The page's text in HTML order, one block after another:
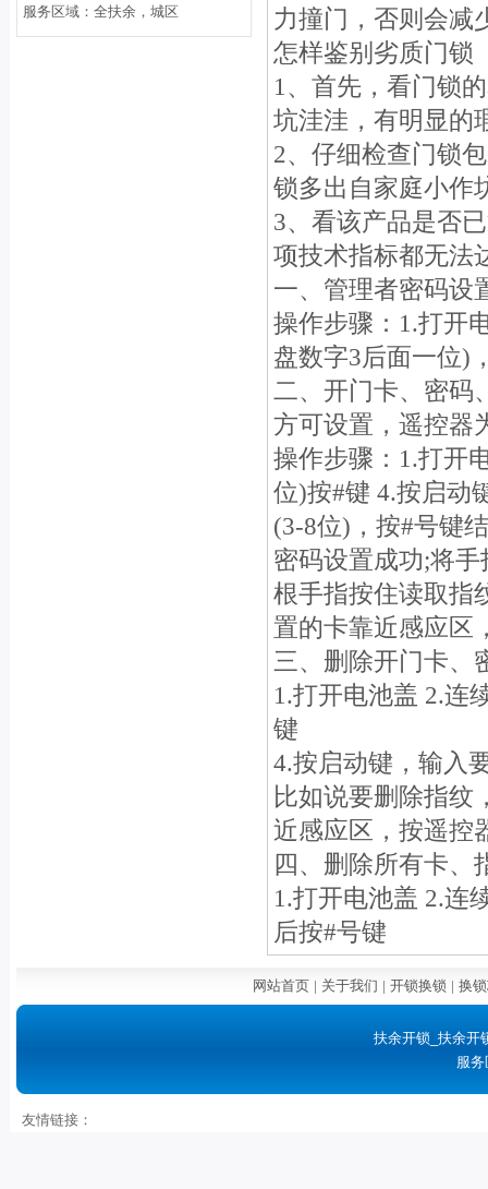
服务区域：全扶余，城区
力撞门，否则会减
怎样鉴别劣质门锁
1、首先，看门锁
坑洼洼，有明显的
2、仔细检查门锁
锁多出自家庭小作
3、看该产品是否
项技术指标都无法
一、管理者密码设
操作步骤：1.打开
盘数字3后面一位)
二、开门卡、密码
方可设置，遥控器
操作步骤：1.打开
位)按#键 4.按启动
(3-8位)，按#号键
密码设置成功;将
根手指按住读取指
置的卡靠近感应区
三、删除开门卡、
1.打开电池盖 2.连
键
4.按启动键，输入
比如说要删除指纹
近感应区，按遥控
四、删除所有卡、
1.打开电池盖 2.连
后按#号键
网站首页 | 关于我们 | 开锁换锁 | 换
扶余开锁_扶余开
服
友情链接：